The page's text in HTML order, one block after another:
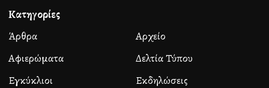
Κατηγορίες
Άρθρα
Αρχείο
Αφιερώματα
Δελτία Τύπου
Εγκύκλιοι
Εκδηλώσεις